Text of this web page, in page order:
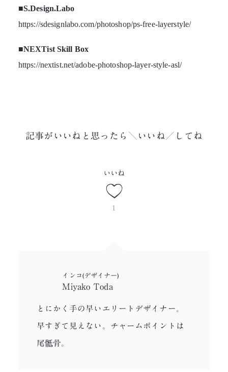
■S.Design.Labo
https://sdesignlabo.com/photoshop/ps-free-layerstyle/
■NEXTist Skill Box
https://nextist.net/adobe-photoshop-layer-style-asl/
記事がいいねと思ったら＼いいね／してね
いいね
1
インコ(デザイナー)
Miyako Toda
とにかく手の早いエリートデザイナー。
早すぎて見えない。チャームポイントは
尾骶骨。